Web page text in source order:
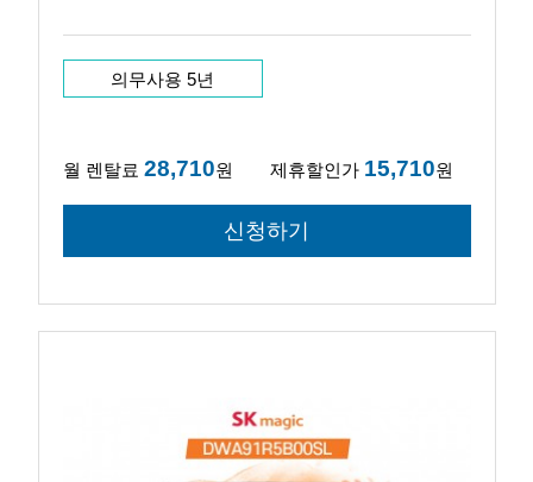
의무사용 5년
월 렌탈료 28,710원 제휴할인가 15,710원